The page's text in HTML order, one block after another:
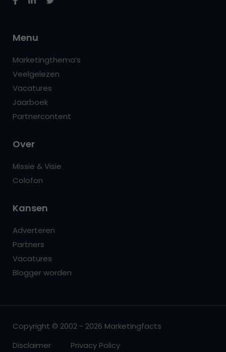
Menu
Marketingthema’s
Veelgelezen
Vacatures
Jaarboek
Partnercontent
Over
Missie & Visie
Colofon
Kansen
Adverteren
Partners
Vacatures
Blogger worden
Copyright © 2002 - 2026 Marketingfacts
Disclaimer
Privacy Policy